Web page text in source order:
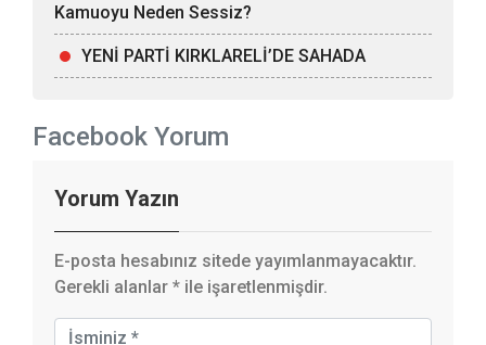
Kamuoyu Neden Sessiz?
YENİ PARTİ KIRKLARELİ’DE SAHADA
Facebook Yorum
Yorum Yazın
E-posta hesabınız sitede yayımlanmayacaktır.
Gerekli alanlar * ile işaretlenmişdir.